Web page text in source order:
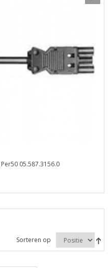
05.587.3156.0
Sorteren op